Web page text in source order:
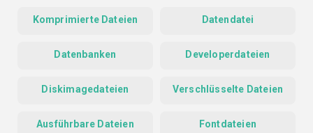
Komprimierte Dateien Datendatei
Datenbanken Developerdateien
Diskimagedateien Verschlüsselte Dateien
Ausführbare Dateien Fontdateien